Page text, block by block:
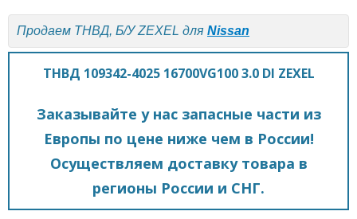
Продаем ТНВД, Б/У ZEXEL для Nissan
ТНВД 109342-4025 16700VG100 3.0 DI ZEXEL
Заказывайте у нас запасные части из
Европы по цене ниже чем в России!
Осуществляем доставку товара в
регионы России и СНГ.